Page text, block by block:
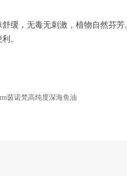
缓，无毒无刺激，植物自然芬芳
。
茵诺梵高纯度深海鱼油